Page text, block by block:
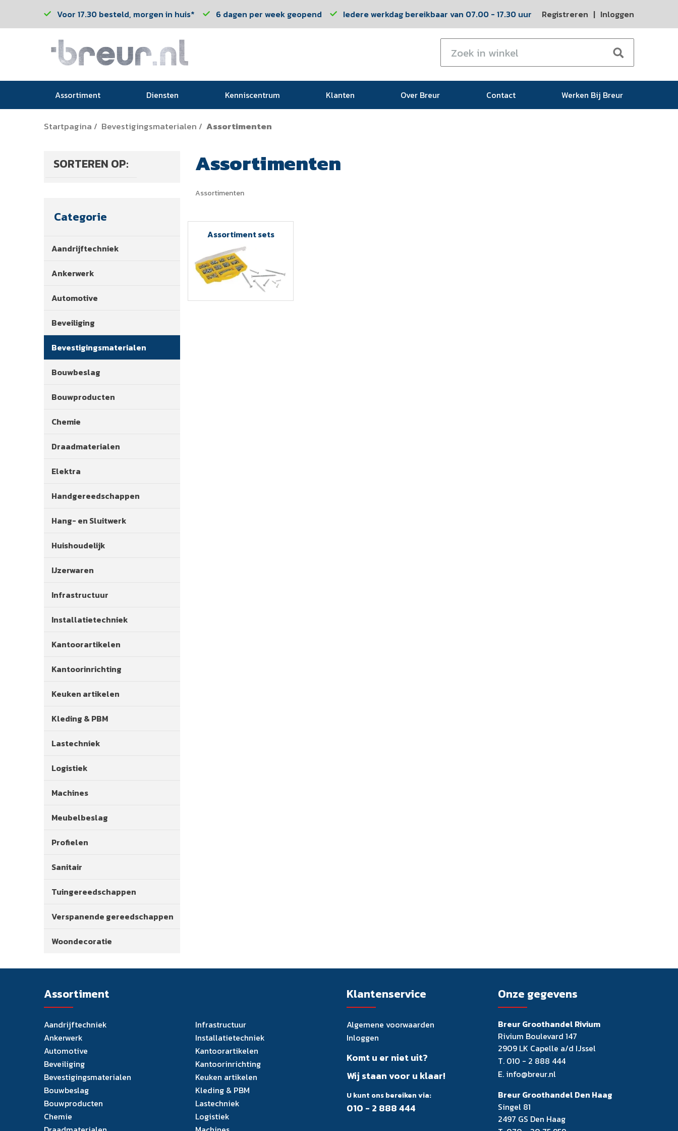
Voor 17.30 besteld, morgen in huis* 6 dagen per week geopend Iedere werkdag bereikbaar van 07.00 - 17.30 uur Registreren | Inloggen
Assortiment Diensten Kenniscentrum Klanten Over Breur Contact Werken Bij Breur
Startpagina / Bevestigingsmaterialen / Assortimenten
SORTEREN OP:
Categorie
Aandrijftechniek
Ankerwerk
Automotive
Beveiliging
Bevestigingsmaterialen
Bouwbeslag
Bouwproducten
Chemie
Draadmaterialen
Elektra
Handgereedschappen
Hang- en Sluitwerk
Huishoudelijk
IJzerwaren
Infrastructuur
Installatietechniek
Kantoorartikelen
Kantoorinrichting
Keuken artikelen
Kleding & PBM
Lastechniek
Logistiek
Machines
Meubelbeslag
Profielen
Sanitair
Tuingereedschappen
Verspanende gereedschappen
Woondecoratie
Assortimenten
Assortimenten
Assortiment sets
Assortiment
Aandrijftechniek
Ankerwerk
Automotive
Beveiliging
Bevestigingsmaterialen
Bouwbeslag
Bouwproducten
Chemie
Infrastructuur
Installatietechniek
Kantoorartikelen
Kantoorinrichting
Keuken artikelen
Kleding & PBM
Lastechniek
Logistiek
Klantenservice
Algemene voorwaarden
Inloggen
Komt u er niet uit?
Wij staan voor u klaar!
U kunt ons bereiken via:
010 - 2 888 444
Onze gegevens
Breur Groothandel Rivium
Rivium Boulevard 147
2909 LK Capelle a/d IJssel
T. 010 - 2 888 444
E. info@breur.nl
Breur Groothandel Den Haag
Singel 81
2497 GS Den Haag